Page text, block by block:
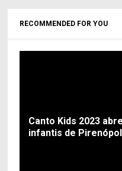
RECOMMENDED FOR YOU
Canto Kids 2023
infantis de